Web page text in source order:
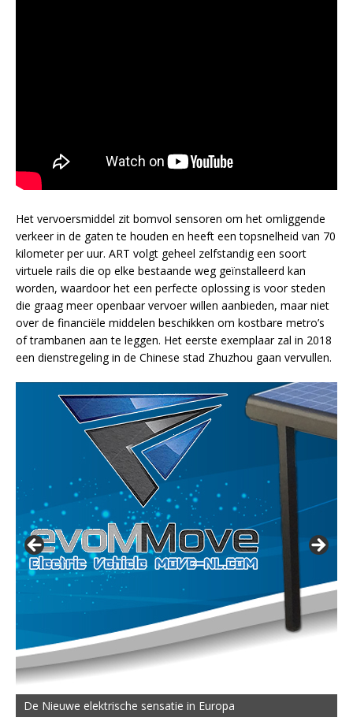
Het vervoersmiddel zit bomvol sensoren om het omliggende
verkeer in de gaten te houden en heeft een topsnelheid van 70
kilometer per uur. ART volgt geheel zelfstandig een soort
virtuele rails die op elke bestaande weg geïnstalleerd kan
worden, waardoor het een perfecte oplossing is voor steden
die graag meer openbaar vervoer willen aanbieden, maar niet
over de financiële middelen beschikken om kostbare metro’s
of trambanen aan te leggen. Het eerste exemplaar zal in 2018
een dienstregeling in de Chinese stad Zhuzhou gaan vervullen.
De Nieuwe elektrische sensatie in Europa